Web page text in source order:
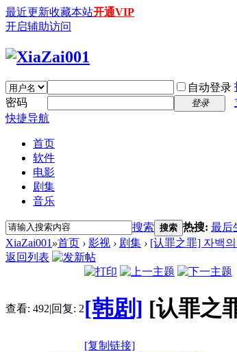
最近更新收藏本站开通VIP
开启辅助访问
自动登录
密码
登录
快捷导航
首页
软件
电影
剧集
音乐
搜索 搜索 热搜: 最后
XiaZai001 »首页 › 影视 › 剧集 › [认罪之罪] 자백
返回列表
查看: 492|回复: 2[韩剧] [认罪之
[复制链接]